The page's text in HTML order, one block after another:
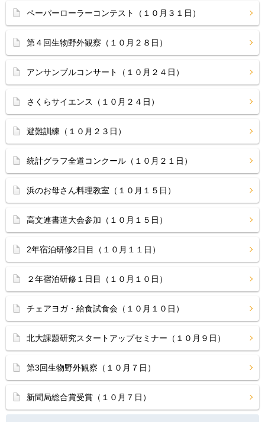
ペーパーローラーコンテスト（１０月３１日）
第４回生物野外観察（１０月２８日）
アンサンブルコンサート（１０月２４日）
さくらサイエンス（１０月２４日）
避難訓練（１０月２３日）
統計グラフ全道コンクール（１０月２１日）
浜のお母さん料理教室（１０月１５日）
高文連書道大会参加（１０月１５日）
2年宿泊研修2日目（１０月１１日）
２年宿泊研修１日目（１０月１０日）
チェアヨガ・給食試食会（１０月１０日）
北大課題研究スタートアップセミナー（１０月９日）
第3回生物野外観察（１０月７日）
新聞局総合賞受賞（１０月７日）